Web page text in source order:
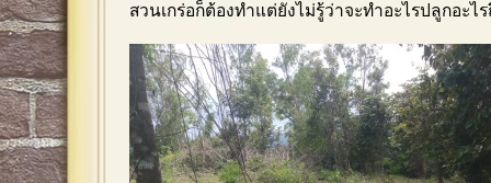
สวนเกร่อก็ต้องทำแต่ยังไม่รู้ว่าจะทำอะไรปลูกอะไ